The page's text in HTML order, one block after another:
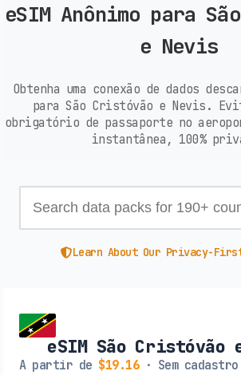
eSIM Anônimo para
e Nevis
Obtenha uma conexão de dados
para São Cristóvão e Nevis.
obrigatório de passaporte no
instantânea, 100%
Learn About Our Privacy-
eSIM São Cristóvão
A partir de $19.16· Sem